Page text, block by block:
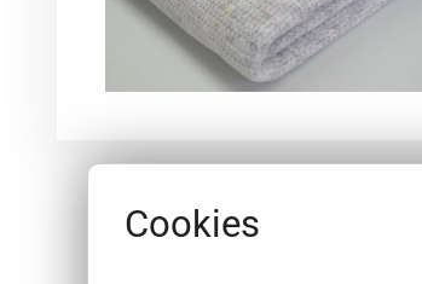
Cookies